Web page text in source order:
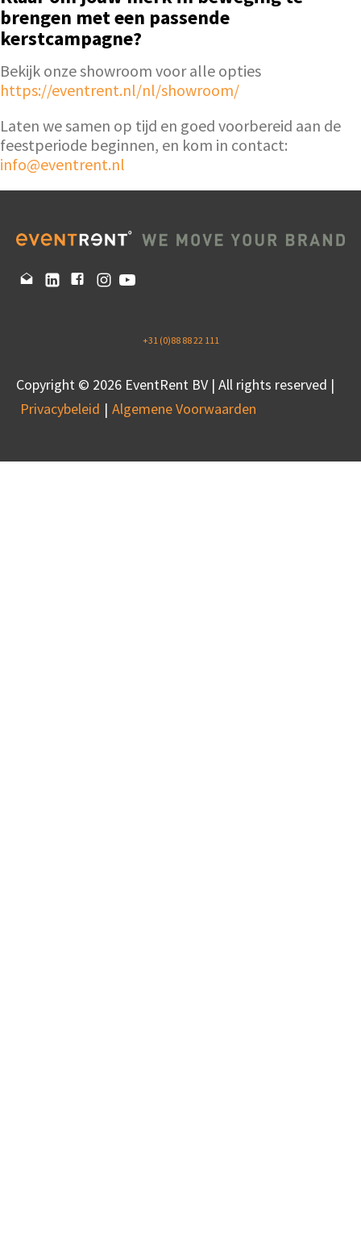
brengen met een passende
kerstcampagne?
Bekijk onze showroom voor alle opties
https://eventrent.nl/nl/showroom/
Laten we samen op tijd en goed voorbereid aan de
feestperiode beginnen, en kom in contact:
info@eventrent.nl
+31 (0)88 88 22 111
Copyright © 2026 EventRent BV | All rights reserved |
Privacybeleid
Algemene Voorwaarden